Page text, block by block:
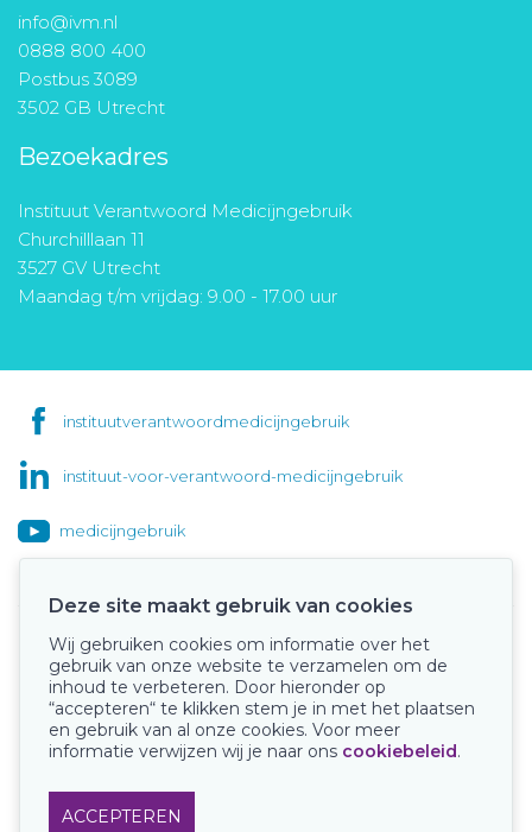
info@ivm.nl
0888 800 400
Postbus 3089
3502 GB Utrecht
Bezoekadres
Instituut Verantwoord Medicijngebruik
Churchilllaan 11
3527 GV Utrecht
Maandag t/m vrijdag: 9.00 - 17.00 uur
instituutverantwoordmedicijngebruik
instituut-voor-verantwoord-medicijngebruik
medicijngebruik
Onze keurmerken
Deze site maakt gebruik van cookies
Wij gebruiken cookies om informatie over het
gebruik van onze website te verzamelen om de
inhoud te verbeteren. Door hieronder op
“accepteren“ te klikken stem je in met het plaatsen
en gebruik van al onze cookies. Voor meer
informatie verwijzen wij je naar ons cookiebeleid.
ACCEPTEREN